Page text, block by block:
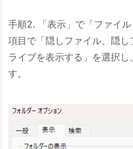
手順2. 「表示」で「ファイ
項目で「隠しファイル、隠
ライブを表示する」を選択し
す。